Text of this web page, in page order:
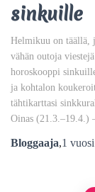
sinkuille
Helmikuu on täällä,
vähän outoja
horoskooppi
ja kohtalon
tähtikarttasi
Oinas (21.3.–19.4.)
Bloggaaja,1 vuosi